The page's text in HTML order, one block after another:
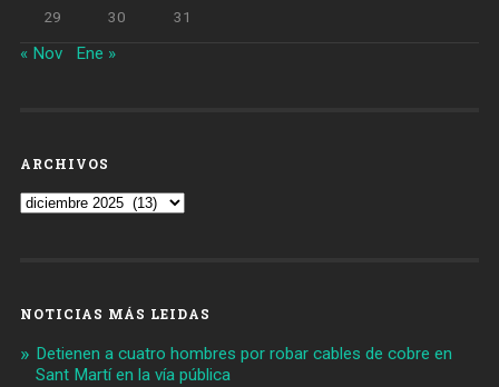
29 30 31
« Nov Ene »
ARCHIVOS
Archivos
NOTICIAS MÁS LEIDAS
Detienen a cuatro hombres por robar cables de cobre en
Sant Martí en la vía pública